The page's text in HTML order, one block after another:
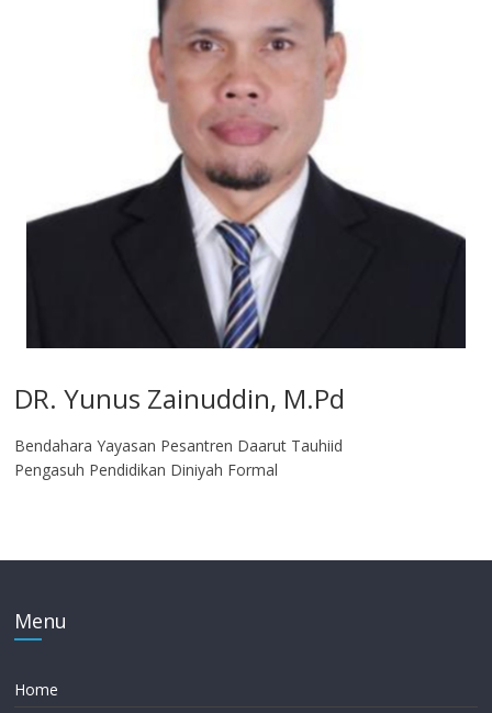
DR. Yunus Zainuddin, M.Pd
Bendahara Yayasan Pesantren Daarut Tauhiid
Pengasuh Pendidikan Diniyah Formal
Menu
Home